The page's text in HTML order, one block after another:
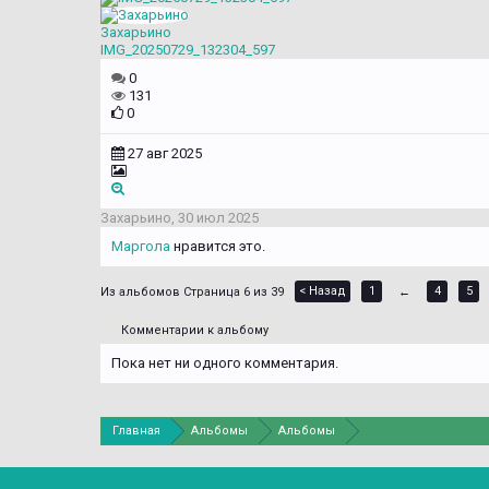
Захарьино
IMG_20250729_132304_597
0
131
0
27 авг 2025
Захарьино, 30 июл 2025
Маргола нравится это.
Страница 6 из 39 < Назад 1 ← 4 5
Комментарии к альбому
Пока нет ни одного комментария.
Главная Альбомы Альбомы